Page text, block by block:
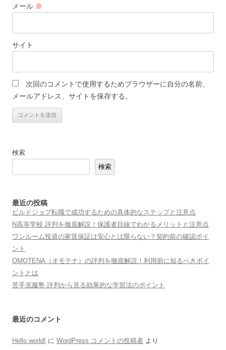
メール ※
サイト
次回のコメントで使用するためブラウザーに自分の名前、
メールアドレス、サイトを保存する。
検索
検索
最近の投稿
ビルドジョブ転職で成功するための具体的なステップと注意点
N高等学校 評判を徹底解説！保護者目線でわかるメリットと注意点
ワンルーム投資の家賃保証は安心とは限らない？契約前の確認ポイ
ント
OMOTENA（オモテナ）の評判を徹底解説！利用前に知るべきポイ
ントとは
苦手克服塾 評判から見る効果的な学習法のポイント
最近のコメント
Hello world! に WordPress コメントの投稿者 より